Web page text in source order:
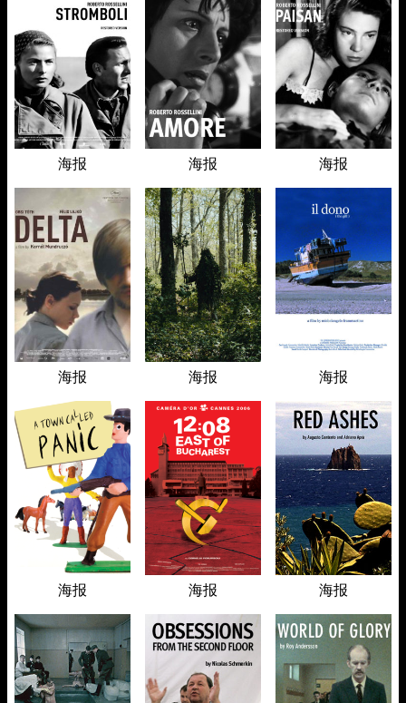
海报 海报 海报
海报 海报 海报
海报 海报 海报